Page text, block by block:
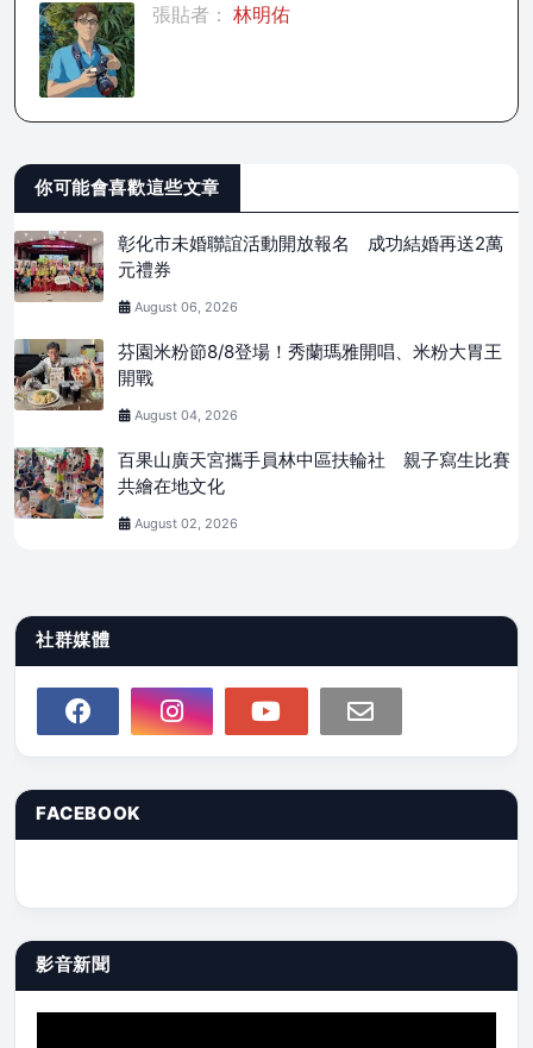
張貼者： 林明佑
你可能會喜歡這些文章
彰化市未婚聯誼活動開放報名 成功結婚再送2萬
元禮券
August 06, 2026
芬園米粉節8/8登場！秀蘭瑪雅開唱、米粉大胃王
開戰
August 04, 2026
百果山廣天宮攜手員林中區扶輪社 親子寫生比賽
共繪在地文化
August 02, 2026
社群媒體
FACEBOOK
影音新聞